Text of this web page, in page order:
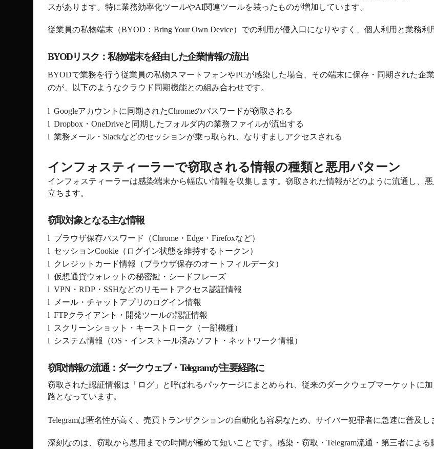
スがあります。特に業務効率化ツールやAI関連ツールを装ったものが増加しています。
従業員の私物端末（BYOD ： Bring Your Own Device）での利用が侵入口になりやすく、個人利用と業務利
BYODリスク：私物端末を経由した企業情報の流出
BYODで業務を行う従業員の私物スマートフォンやPCが感染した場合、その端末に保存・同期された企
のが、以下のようなクラウド同期機能との組み合わせです。
l Googleアカウントに同期されたChromeのパスワードが窃取される
l Dropbox・ OneDriveと同期したフォルダ内の業務ファイルが流出する
l 業務メール・ Slackなどのセッションが乗っ取られ、なりすましアクセスされる
インフォスティーラーで窃取される情報の種類と悪用パターン
インフォスティーラーは感染端末から幅広い情報を収集します。窃取された情報がどのように流通し、
立ちます。
窃取対象となる主な情報
l ブラウザ保存パスワード（Chrome・ Edge・ Firefoxなど）
l セッションCookie（ログイン状態を維持するトークン）
l
クレジットカード情報（ブラウザ保存のオートフィルデータ）
l 仮想通貨ウォレットの秘密鍵・シードフレーズ
l VPN ・ RDP・ SSHなどのリモートアクセス認証情報
l
メール・チャットアプリのログイン情報
l FTPクライアント・開発ツールの認証情報
l
スクリーンショット・キーストローク（一部機種）
l
システム情報（OS ・インストール済みソフト・ネットワーク情報）
窃取情報の流通：ダークウェブ・ Telegramが主要経路に
窃取された認証情報は「ログ」と呼ばれるパッケージにまとめられ、従来のダークウェブマーケットに
路となっています。
Telegramは匿名性が高く、売買トランザクションの自動化も容易なため、サイバー犯罪者に急速に普及し
深刻なのは、窃取から悪用までの時間が極めて短いことです。感染・窃取・ Telegram流通・第三者による